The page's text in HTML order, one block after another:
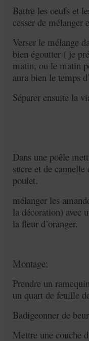
Battre les oeufs et
cesser de mélanger
Verser le mélange
bien égoutter ( je
matin, ou le matin
aura bien le temps
Séparer ensuite la
Dans une poêle
sucre et de
poulet.
mélanger les
la décoration) avec
la fleur d’oranger.
Montage:
Prendre un
un quart de feuille
Badigeonner de
Mettre une couche